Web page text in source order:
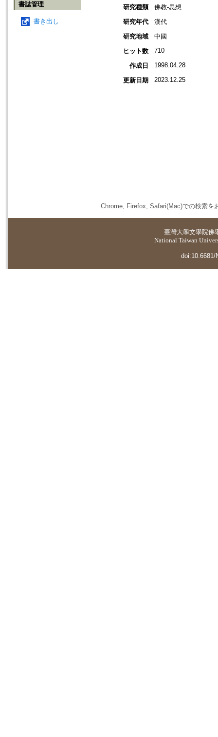
書誌管理
書き出し
研究種類
佛教-思想
研究年代
漢代
研究地域
中國
ヒット数
710
作成日 1998.04.28
更新日期 2023.12.25
Chrome, Firefox, Safari(Mac)での検索を
臺灣大學文學院佛
National Taiwan
doi:10.6681/